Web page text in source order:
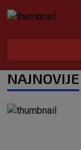
NAJNOVIJE